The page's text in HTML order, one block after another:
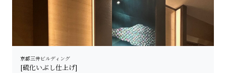
京都三井ビルディング
[硫化いぶし仕上げ]